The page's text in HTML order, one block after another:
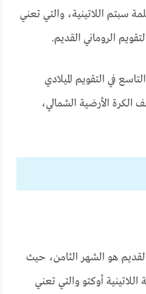
سبتم اللاتينية، والتي تعني
الروماني القديم.
في التقويم الميلادي
الأرضية الشمالي،
هو الشهر الثامن، حيث
أوكتو والتي تعني